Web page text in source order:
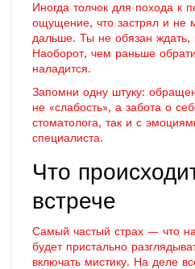
Иногда толчок для похода к
ощущение, что застрял и не
дальше. Ты не обязан ждать,
Наоборот, чем раньше
наладится.
Запомни одну штуку:
не «слабость», а забота о
стоматолога, так и с
специалиста.
Что
встрече
Самый частый страх — что на
будет пристально
включать мистику. На деле